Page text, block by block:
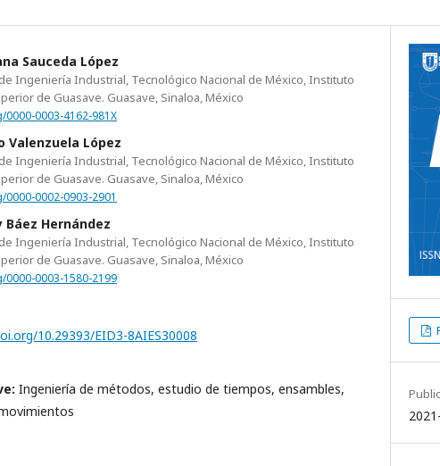
Sauceda López
Ingeniería Industrial, Tecnológico Nacional de México, Instituto
de Guasave. Guasave, Sinaloa, México
0003-4162-981X
Valenzuela López
Ingeniería Industrial, Tecnológico Nacional de México, Instituto
de Guasave. Guasave, Sinaloa, México
0002-0903-2901
Báez Hernández
Ingeniería Industrial, Tecnológico Nacional de México, Instituto
de Guasave. Guasave, Sinaloa, México
0003-1580-2199
10.29393/EID3-8AIES30008
Ingeniería de métodos, estudio de tiempos, ensambles,